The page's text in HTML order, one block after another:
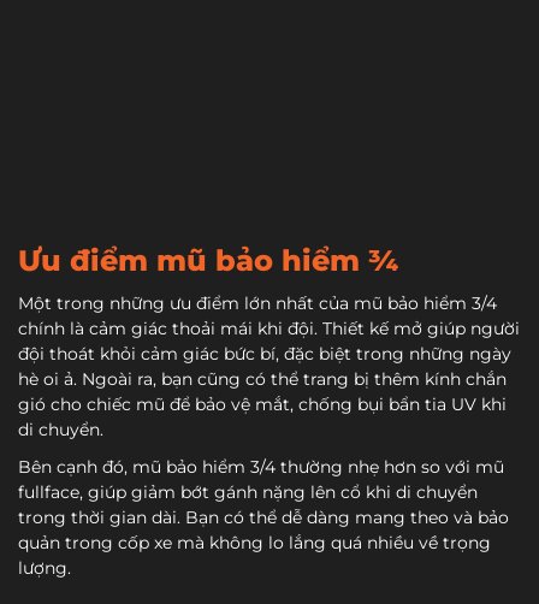
Ưu điểm mũ bảo hiểm ¾
Một trong những ưu điểm lớn nhất của mũ bảo hiểm 3/4
chính là cảm giác thoải mái khi đội. Thiết kế mở giúp người
đội thoát khỏi cảm giác bức bí, đặc biệt trong những ngày
hè oi ả. Ngoài ra, bạn cũng có thể trang bị thêm kính chắn
gió cho chiếc mũ để bảo vệ mắt, chống bụi bẩn tia UV khi
di chuyển.
Bên cạnh đó, mũ bảo hiểm 3/4 thường nhẹ hơn so với mũ
fullface, giúp giảm bớt gánh nặng lên cổ khi di chuyển
trong thời gian dài. Bạn có thể dễ dàng mang theo và bảo
quản trong cốp xe mà không lo lắng quá nhiều về trọng
lượng.